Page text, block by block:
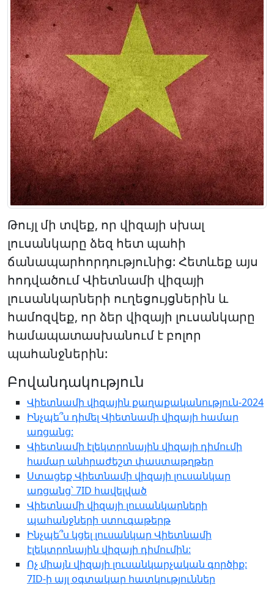
Թույլ մի տվեք, որ վիզայի սխալ
լուսանկարը ձեզ հետ պահի
ճանապարհորդությունից: Հետևեք այս
հոդվածում Վիետնամի վիզայի
լուսանկարների ուղեցույցներին և
համոզվեք, որ ձեր վիզայի լուսանկարը
համապատասխանում է բոլոր
պահանջներին:
Բովանդակություն
Վիետնամի վիզային քաղաքականություն-2024
Ինչպե՞ս դիմել Վիետնամի վիզայի համար
առցանց:
Վիետնամի էլեկտրոնային վիզայի դիմումի
համար անհրաժեշտ փաստաթղթեր
Ստացեք Վիետնամի վիզայի լուսանկար
առցանց՝ 7ID հավելված
Վիետնամի վիզայի լուսանկարների
պահանջների ստուգաթերթ
Ինչպե՞ս կցել լուսանկար Վիետնամի
էլեկտրոնային վիզայի դիմումին:
Ոչ միայն վիզայի լուսանկարչական գործիք:
7ID-ի այլ օգտակար հատկություններ